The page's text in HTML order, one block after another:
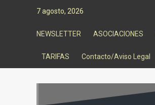
7 agosto, 2026
NEWSLETTER ASOCIACIONES
TARIFAS Contacto/Aviso Legal